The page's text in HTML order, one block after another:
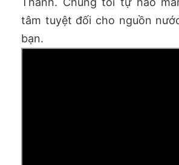
tâm tuyệt đối cho nguồn
bạn.